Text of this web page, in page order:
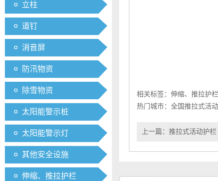
立柱
道钉
消音屏
防汛物资
除雪物资
太阳能警示桩
太阳能警示灯
其他安全设施
伸缩、推拉护栏
相关标签： 伸缩、推拉护栏
热门城市： 全国推拉式活
上一篇： 推拉式活动护栏